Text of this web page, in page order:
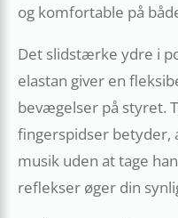
og komfortable på
Det slidstærke ydre i
elastan giver en
bevægelser på styret.
fingerspidser betyder,
musik uden at tage
reflekser øger din